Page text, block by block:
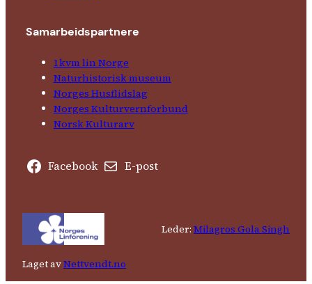
Samarbeids­partnere
1kvm lin Norge
Natur­his­torisk­ museum
Norges Husflids­lag
Norges Kultur­vern­forbund
Norsk Kulturarv
Facebook E-post
Leder: Milagros Gola Singh
Laget avNettvendt.no